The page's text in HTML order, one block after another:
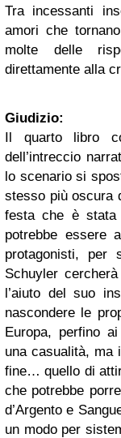
Tra incessanti
amori che
molte delle
direttamente alla
Giudizio:
Il quarto libro
dell’intreccio
lo scenario si
stesso più oscura
festa che è
potrebbe essere
protagonisti, per
Schuyler
l’aiuto del suo
nascondere le
Europa, perfino
una casualità, ma
fine… quello di
che potrebbe
d’Argento e
un modo per